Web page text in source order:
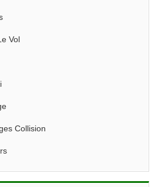
Vol
Collision